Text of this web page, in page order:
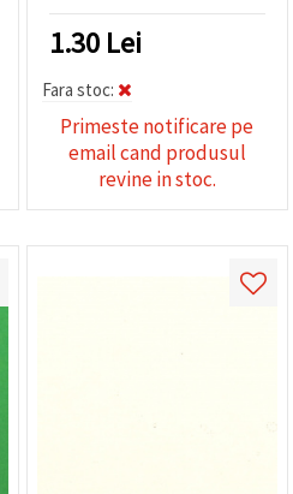
1.30 Lei
Fara stoc:
Primeste notificare pe
email cand produsul
revine in stoc.